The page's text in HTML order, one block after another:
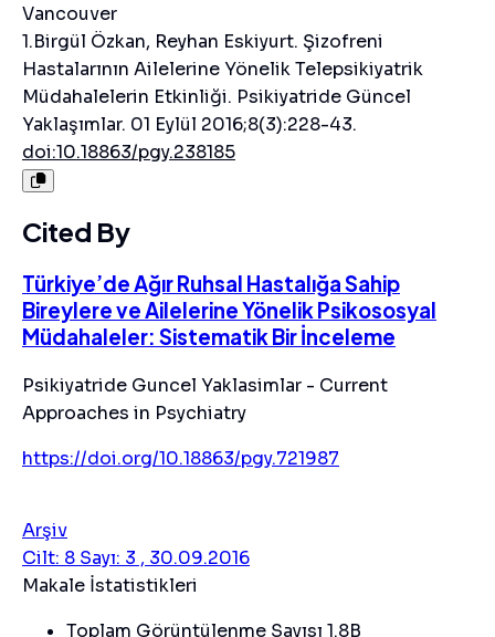
Vancouver
1.Birgül Özkan, Reyhan Eskiyurt. Şizofreni
Hastalarının Ailelerine Yönelik Telepsikiyatrik
Müdahalelerin Etkinliği. Psikiyatride Güncel
Yaklaşımlar. 01 Eylül 2016;8(3):228-43.
doi:10.18863/pgy.238185
Cited By
Türkiye’de Ağır Ruhsal Hastalığa Sahip
Bireylere ve Ailelerine Yönelik Psikososyal
Müdahaleler: Sistematik Bir İnceleme
Psikiyatride Guncel Yaklasimlar - Current
Approaches in Psychiatry
https://doi.org/10.18863/pgy.721987
Arşiv
Cilt: 8 Sayı: 3 , 30.09.2016
Makale İstatistikleri
Toplam Görüntülenme Sayısı 1.8B